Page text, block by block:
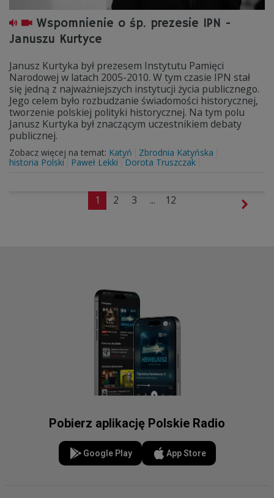
Wspomnienie o śp. prezesie IPN -
Januszu Kurtyce
Janusz Kurtyka był prezesem Instytutu Pamięci
Narodowej w latach 2005-2010. W tym czasie IPN stał
się jedną z najważniejszych instytucji życia publicznego.
Jego celem było rozbudzanie świadomości historycznej,
tworzenie polskiej polityki historycznej. Na tym polu
Janusz Kurtyka był znaczącym uczestnikiem debaty
publicznej.
Zobacz więcej na temat: Katyń
Zbrodnia Katyńska
historia Polski
Paweł Lekki Dorota Truszczak
1 2 3 ... 12
Pobierz aplikację Polskie Radio
Google Play App Store